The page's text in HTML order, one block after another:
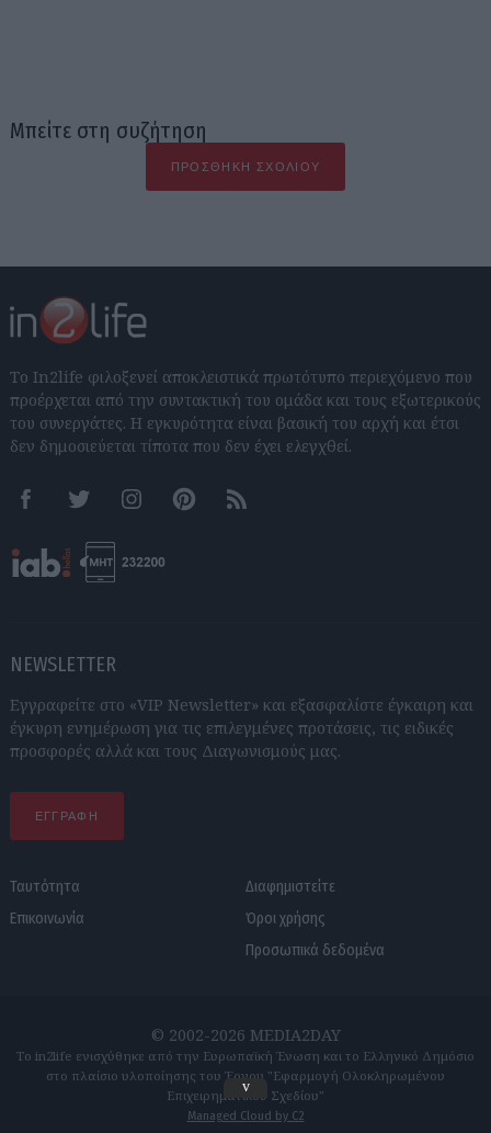
Μπείτε στη συζήτηση
ΠΡΟΣΘΉΚΗ ΣΧΟΛΊΟΥ
Το In2life φιλοξενεί αποκλειστικά πρωτότυπο περιεχόμενο που
προέρχεται από την συντακτική του ομάδα και τους εξωτερικούς
του συνεργάτες. Η εγκυρότητα είναι βασική του αρχή και έτσι
δεν δημοσιεύεται τίποτα που δεν έχει ελεγχθεί.
FacebookTwitter InstagramPinterestRSS feeds
NEWSLETTER
Εγγραφείτε στο «VIP Newsletter» και εξασφαλίστε έγκαιρη και
έγκυρη ενημέρωση για τις επιλεγμένες προτάσεις, τις ειδικές
προσφορές αλλά και τους Διαγωνισμούς μας.
ΕΓΓΡΑΦΗ
Ταυτότητα
Επικοινωνία
Διαφημιστείτε
Όροι χρήσης
Προσωπικά δεδομένα
© 2002-2026 MEDIA2DAY
Το in2life ενισχύθηκε από την Ευρωπαϊκή Ένωση και το Ελληνικό Δημόσιο
στο πλαίσιο υλοποίησης του Έργου "Εφαρμογή Ολοκληρωμένου
Επιχειρηματικού Σχεδίου"
Managed Cloud by C2
v